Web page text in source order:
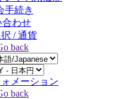
手続き
合わせ
/ 通貨
back
メーション
back